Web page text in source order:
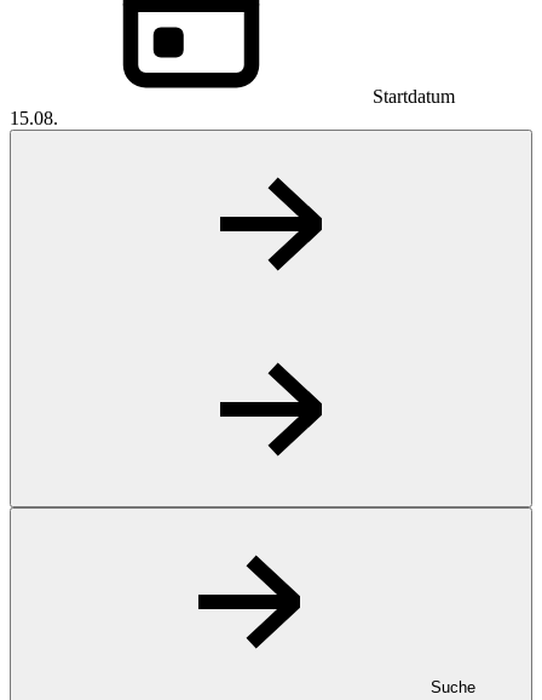
Startdatum
15.08.
Suche